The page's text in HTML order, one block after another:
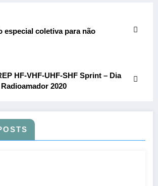
especial coletiva para não
HF-VHF-UHF-SHF Sprint – Dia
2020